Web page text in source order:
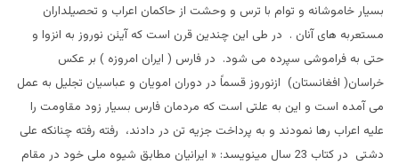
بسيار خاموشانه و توام با ترس و وحشت از حاکمان اعراب و تحصيلداران
مستعربه های آنان . در طی اين چندين قرن است که آيئن نوروز به انزوا و
حتی به فراموشی سپرده می شود. در فارس ( ايران امروزه ) بر عکس
خراسان( افغانستان) ازنوروز قسماً در دوران امويان و عباسيان تجليل به عمل
می آمده است و اين به علتی است که مردمان فارس بسيار زود مقاومت را
عليه اعراب رها نمودند و به پرداخت جزيه تن در دادند، رفته رفته چنانکه علی
دشتی در کتاب 23 سال مينويسد: « ايرانيان مطابق شيوه ملی خود در مقام